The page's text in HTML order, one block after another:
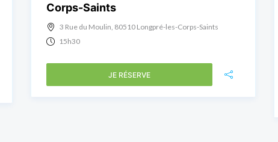
Corps-Saints
3 Rue du Moulin, 80510 Longpré-les-Corps-Saints
15h30
JE RÉSERVE